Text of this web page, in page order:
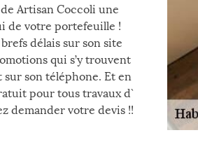
Artisan Coccoli une
de votre portefeuille !
délais sur son site
qui s’y trouvent
son téléphone. Et en
pour tous travaux d`
demander votre devis !!